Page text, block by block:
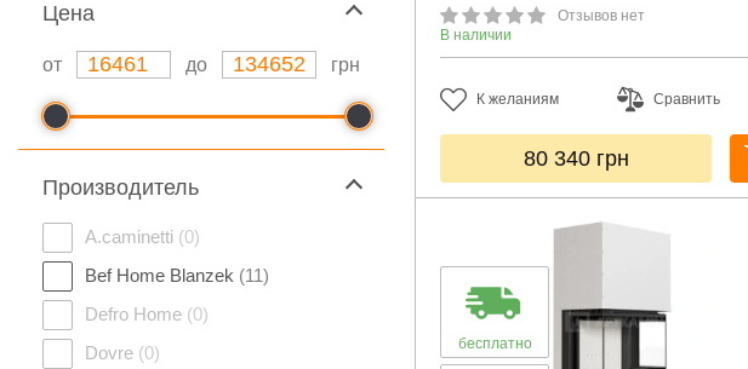
Цeна
от до грн
Производитель
A.caminetti (0)
Bef Home Blanzek (11)
Defro Home (0)
Dovre (0)
Отзывов нет
В наличии
К желаниям Сравнить
80 340 грн
бесплатно